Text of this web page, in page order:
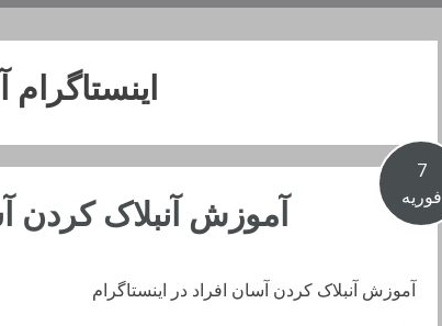
7
فوریه
آموزش آنبلاک کردن
آموزش آنبلاک کردن آسان افراد در اینستاگرام